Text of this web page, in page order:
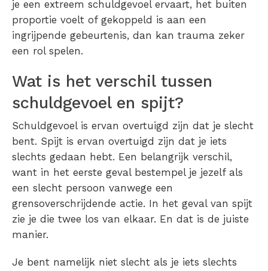
je een extreem schuldgevoel ervaart, het buiten
proportie voelt of gekoppeld is aan een
ingrijpende gebeurtenis, dan kan trauma zeker
een rol spelen.
Wat is het verschil tussen
schuldgevoel en spijt?
Schuldgevoel is ervan overtuigd zijn dat je slecht
bent. Spijt is ervan overtuigd zijn dat je iets
slechts gedaan hebt. Een belangrijk verschil,
want in het eerste geval bestempel je jezelf als
een slecht persoon vanwege een
grensoverschrijdende actie. In het geval van spijt
zie je die twee los van elkaar. En dat is de juiste
manier.
Je bent namelijk niet slecht als je iets slechts